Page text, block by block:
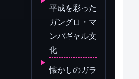
平成を彩った
ガングロ・マ
ンバギャル文
化
懐かしのガラ